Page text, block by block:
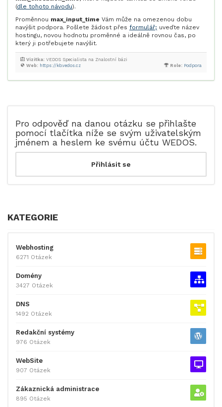
(dle tohoto návodu).
Proměnnou max_input_time Vám může na omezenou dobu
navýšit podpora. Pošlete žádost přes formulář; uveďte název
hostingu, novou hodnotu proměnné a ideálně rovnou čas, po
který ji potřebujete navýšit.
Role: Podpora
Web: https://kb.vedos.cz
Vizitka: VEDOS Specialista na Znalostní bázi
Pro odpověď na danou otázku se přihlašte
pomocí tlačítka níže se svým uživatelským
jménem a heslem ke svému účtu WEDOS.
KATEGORIE
Webhosting
6271 Otázek
Domény
3427 Otázek
DNS
1492 Otázek
Redakční systémy
976 Otázek
WebSite
907 Otázek
Zákaznická administrace
895 Otázek